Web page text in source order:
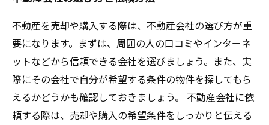
不動産を売却や購入する際は、不動産会社の選び方が重
要になります。まずは、周囲の人の口コミやインターネ
ットなどから信頼できる会社を選びましょう。また、実
際にその会社で自分が希望する条件の物件を探してもら
えるかどうかも確認しておきましょう。 不動産会社に依
頼する際は、売却や購入の希望条件をしっかりと伝える